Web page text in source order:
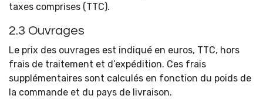
taxes comprises (TTC).
2.3 Ouvrages
Le prix des ouvrages est indiqué en euros, TTC, hors
frais de traitement et d’expédition. Ces frais
supplémentaires sont calculés en fonction du poids de
la commande et du pays de livraison.